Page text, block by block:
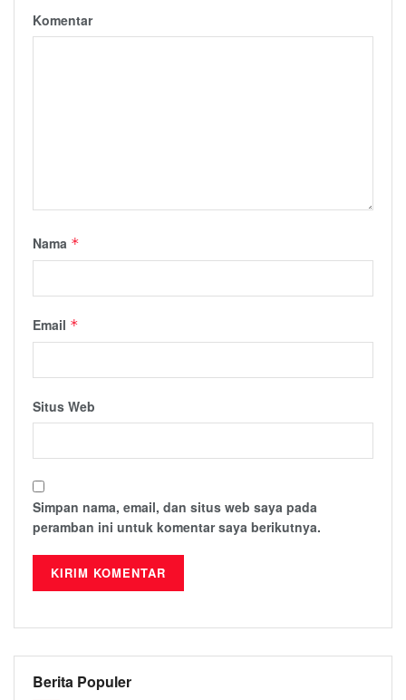
Komentar
Nama *
Email *
Situs Web
Simpan nama, email, dan situs web saya pada
peramban ini untuk komentar saya berikutnya.
Berita Populer